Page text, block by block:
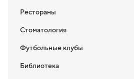
Рестораны
Стоматология
Футбольные клубы
Библиотека